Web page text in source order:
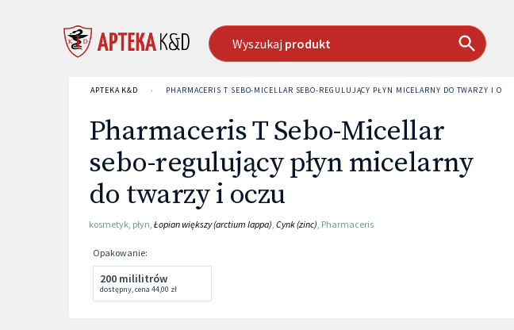
Wyszukaj produkt
APTEKA K&D › PHARMACERIS T SEBO-MICELLAR SEBO-REGULUJĄCY PŁYN MICELARNY DO TWARZY I OCZU
Pharmaceris T Sebo-Micellar
sebo-regulujący płyn micelarny
do twarzy i oczu
kosmetyk, płyn, Łopian większy (arctium lappa), Cynk (zinc), Pharmaceris
Opakowanie:
200 mililitrów
dostępny,cena 44,00 zł